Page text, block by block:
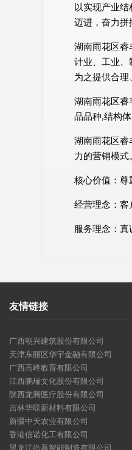
以实现产业
迈进，奋力拼
湖南雨花区睿
计业、工业、
为之提供合理
湖南雨花区睿
品品种,结构
湖南雨花区睿
力的营销模式
核心价值：尊
经营理念：客
服务理念：
友情链接
广西朝兴建筑股份有限公司
天津东丽区华宇金融有限公司
广西高峰教育有限公司
江西鹏瑞文化股份有限公司
陕西龙腾医疗股份有限公司
吉林华联新材料有限公司
新疆中天农业有限公司
香港信诺化工有限公司
黑龙江皓慕智能制造有限公司